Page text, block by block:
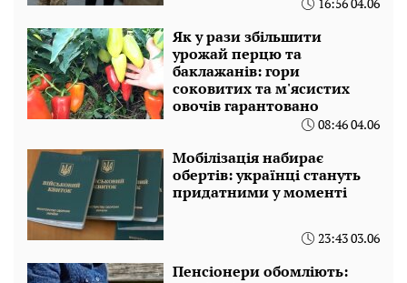
Як у рази збільшити
урожай перцю та
баклажанів: гори
соковитих та м'ясистих
овочів гарантовано
08:46 04.06
Мобілізація набирає
обертів: українці стануть
придатними у моменті
23:43 03.06
Пенсіонери обомліють: